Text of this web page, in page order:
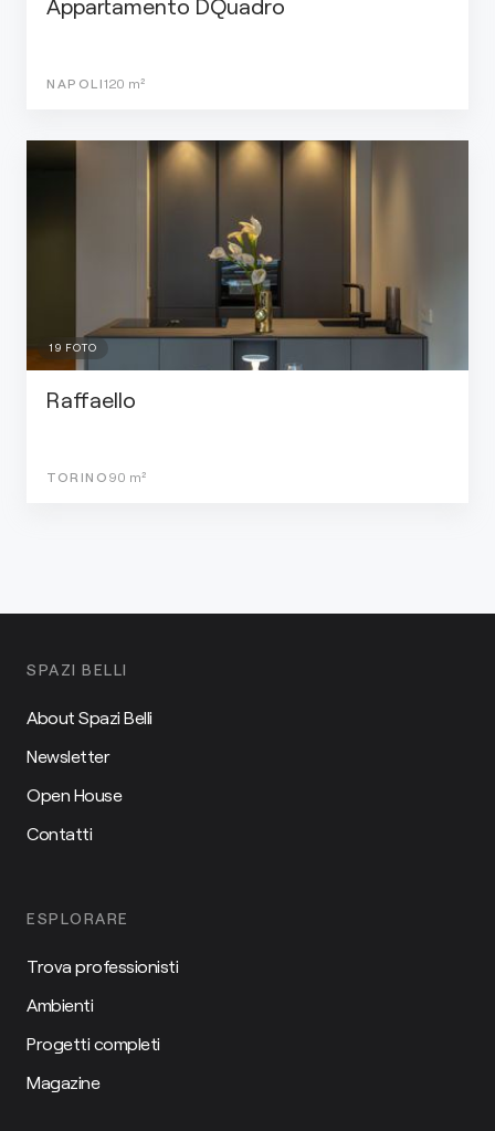
Appartamento DQuadro
NAPOLI120 m²
19 FOTO
Raffaello
TORINO 90 m²
SPAZI BELLI
About Spazi Belli
Newsletter
Open House
Contatti
ESPLORARE
Trova professionisti
Ambienti
Progetti completi
Magazine